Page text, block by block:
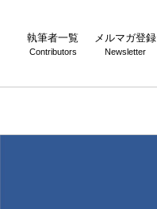
執筆者一覧
Contributors
メルマガ登録
Newsletter